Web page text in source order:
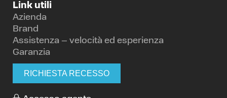
Link utili
Azienda
Brand
Assistenza – velocità ed esperienza
Garanzia
RICHIESTA RECESSO